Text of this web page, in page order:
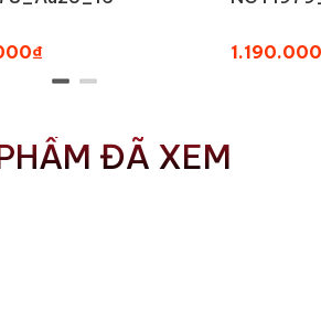
ĐÃ XEM